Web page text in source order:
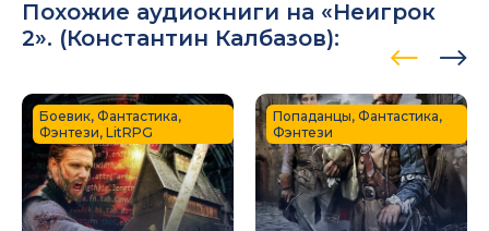
Похожие аудиокниги на «Неигрок
2». (Константин Калбазов):
Боевик, Фантастика,
Фэнтези, LitRPG
Попаданцы, Фантастика,
Фэнтези